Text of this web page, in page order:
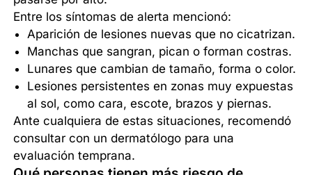
Entre los síntomas de alerta mencionó:
Aparición de lesiones nuevas que no cicatrizan.
Manchas que sangran, pican o forman costras.
Lunares que cambian de tamaño, forma o color.
Lesiones persistentes en zonas muy expuestas
al sol, como cara, escote, brazos y piernas.
Ante cualquiera de estas situaciones, recomendó
consultar con un dermatólogo para una
evaluación temprana.